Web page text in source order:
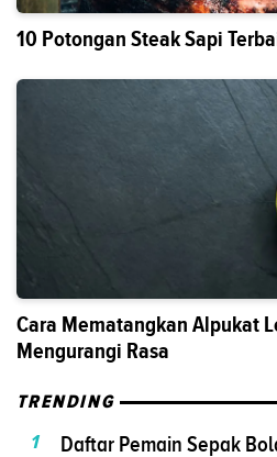
10 Potongan Steak Sapi
Cara Mematangkan Alpukat
Mengurangi Rasa
TRENDING
1
Daftar Pemain Sepak